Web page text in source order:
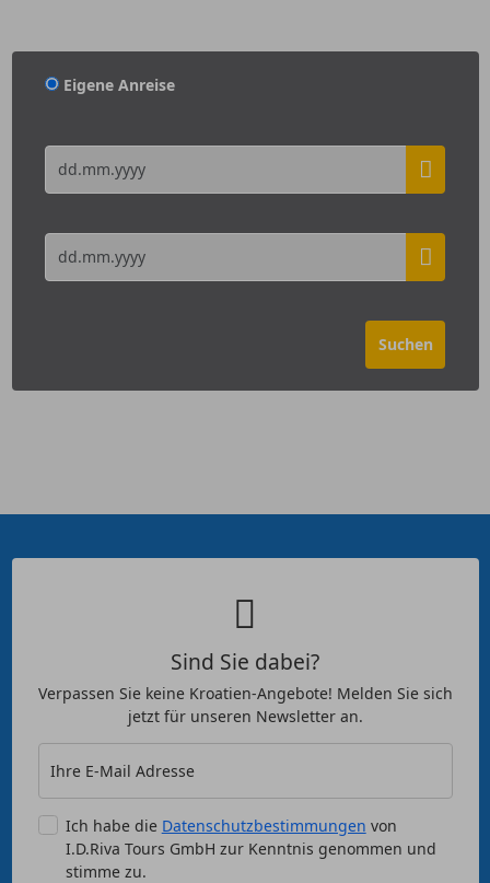
Eigene Anreise
Sind Sie dabei?
Verpassen Sie keine Kroatien-Angebote! Melden Sie sich
jetzt für unseren Newsletter an.
Ihre E-Mail Adresse
Ich habe die Datenschutzbestimmungen von
I.D.Riva Tours GmbH zur Kenntnis genommen und
stimme zu.